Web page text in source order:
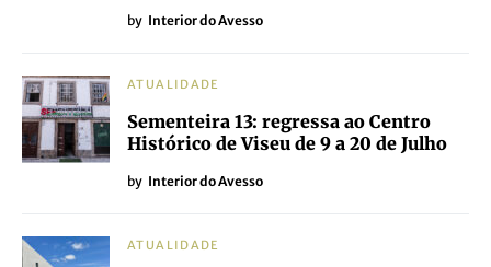
by Interior do Avesso
ATUALIDADE
Sementeira 13: regressa ao Centro
Histórico de Viseu de 9 a 20 de Julho
by Interior do Avesso
ATUALIDADE